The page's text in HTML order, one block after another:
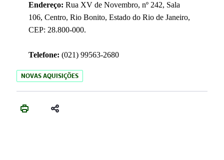
Endereço: Rua XV de Novembro, nº 242, Sala
106, Centro, Rio Bonito, Estado do Rio de Janeiro,
CEP: 28.800-000.
Telefone: (021) 99563-2680
NOVAS AQUISIÇÕES